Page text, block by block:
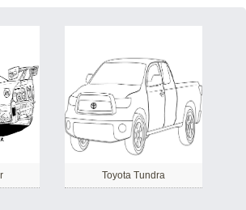
Toyota Tundra